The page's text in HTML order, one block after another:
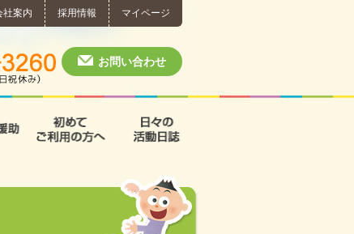
社案内 採用情報 マイページ
個別相談・お問い合わせ
お問い合わせ